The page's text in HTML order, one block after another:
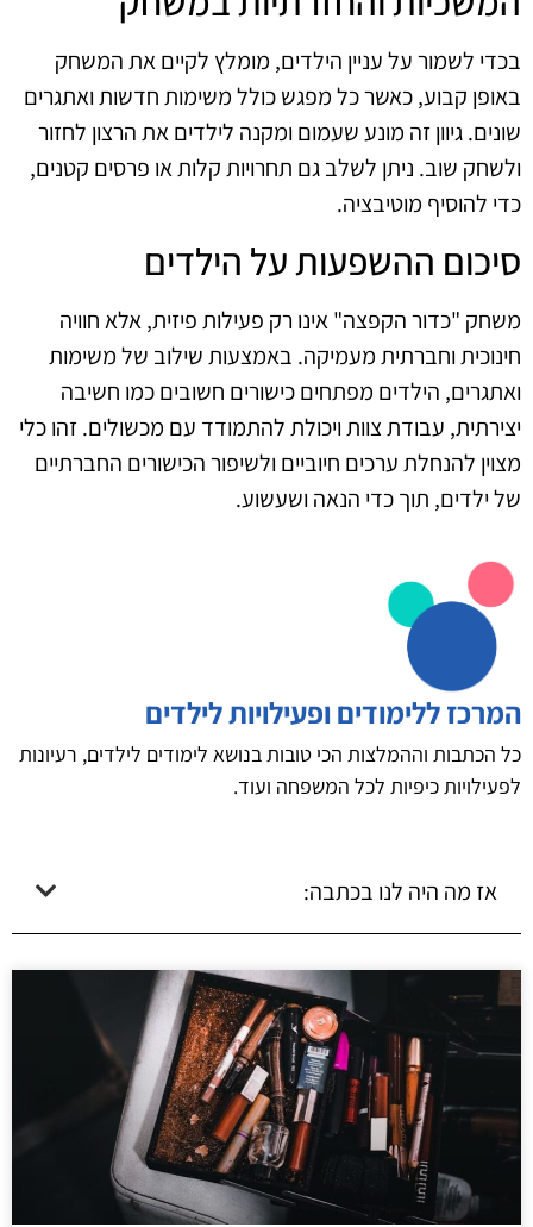
בכדי לשמור על עניין הילדים, מומלץ לקיים את המשחק
באופן קבוע, כאשר כל מפגש כולל משימות חדשות ואתגרים
שונים. גיוון זה מונע שעמום ומקנה לילדים את הרצון לחזור
ולשחק שוב. ניתן לשלב גם תחרויות קלות או פרסים קטנים,
כדי להוסיף מוטיבציה.
סיכום ההשפעות על הילדים
משחק "כדור הקפצה" אינו רק פעילות פיזית, אלא חוויה
חינוכית וחברתית מעמיקה. באמצעות שילוב של משימות
ואתגרים, הילדים מפתחים כישורים חשובים כמו חשיבה
יצירתית, עבודת צוות ויכולת להתמודד עם מכשולים. זהו כלי
מצוין להנחלת ערכים חיוביים ולשיפור הכישורים החברתיים
של ילדים, תוך כדי הנאה ושעשוע.
המרכז ללימודים ופעילויות לילדים
כל הכתבות וההמלצות הכי טובות בנושא לימודים לילדים, רעיונות
לפעילויות כיפיות לכל המשפחה ועוד.
אז מה היה לנו בכתבה: